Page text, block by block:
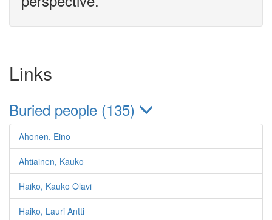
Links
Buried people (135)
Ahonen, Eino
Ahtiainen, Kauko
Haiko, Kauko Olavi
Haiko, Lauri Antti